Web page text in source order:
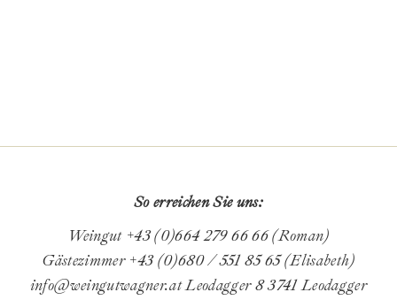
So erreichen Sie uns:
Weingut +43 (0)664 279 66 66 (Roman)
Gästezimmer +43 (0)680 / 551 85 65 (Elisabeth)
info@weingutwagner.atLeodagger 83741 Leodagger